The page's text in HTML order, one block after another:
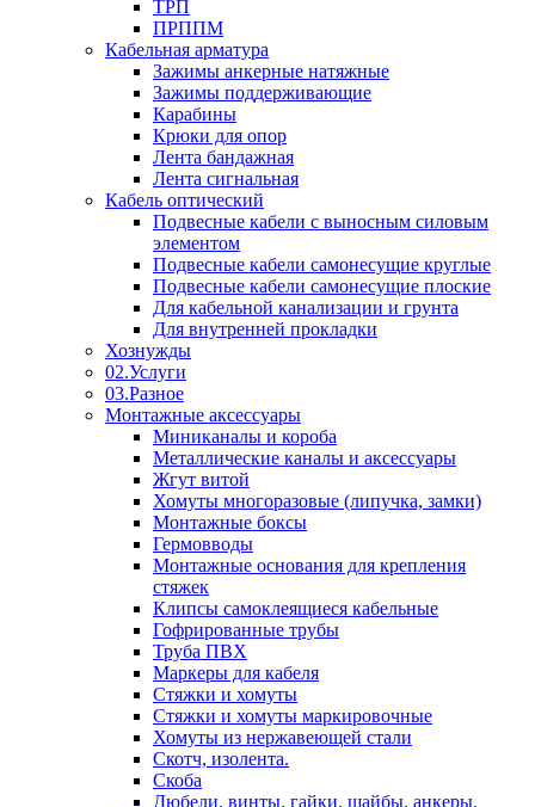
ТРП
ПРППМ
Кабельная арматура
Зажимы анкерные натяжные
Зажимы поддерживающие
Карабины
Крюки для опор
Лента бандажная
Лента сигнальная
Кабель оптический
Подвесные кабели с выносным силовым
элементом
Подвесные кабели самонесущие круглые
Подвесные кабели самонесущие плоские
Для кабельной канализации и грунта
Для внутренней прокладки
Хознужды
02.Услуги
03.Разное
Монтажные аксессуары
Миниканалы и короба
Металлические каналы и аксессуары
Жгут витой
Хомуты многоразовые (липучка, замки)
Монтажные боксы
Гермовводы
Монтажные основания для крепления
стяжек
Клипсы самоклеящиеся кабельные
Гофрированные трубы
Труба ПВХ
Маркеры для кабеля
Стяжки и хомуты
Стяжки и хомуты маркировочные
Хомуты из нержавеющей стали
Скотч, изолента.
Скоба
Дюбели, винты, гайки, шайбы, анкеры.